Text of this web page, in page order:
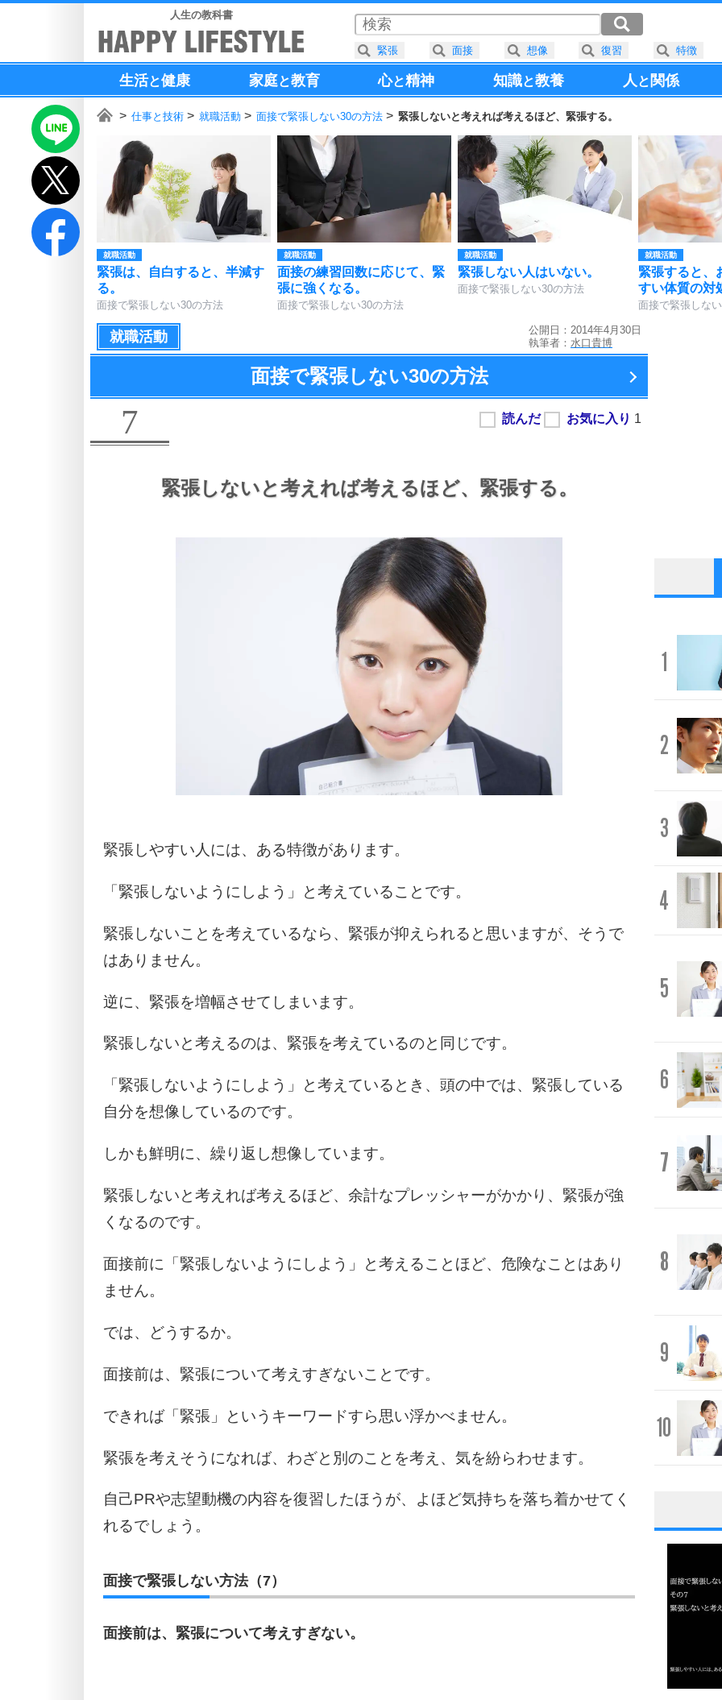
人生の教科書
生活と健康 家庭と教育 心と精神 知識と教養 人と 関係
仕事と技術 就職活動 面接で緊張しない30の方法 緊張しないと考えれば考えるほど、緊張する。
就職活動
緊張は、自白すると、半減す
る。
面接で緊張しない30の方法
就職活動
面接の練習回数に応じて、緊
張に強くなる。
面接で緊張しない30の方法
就職活動
緊張しない人はいない。
面接で緊張しない30の方法
就職活動
緊張すると、
すい体質の対
面接で緊張しな
就職活動
公開日：2014年4月30日
執筆者： 水口貴博
面接で緊張しない30の方法
7
緊張しないと考えれば考えるほど、 緊張する。
緊張しやすい人には、ある特徴があります。
「緊張しないようにしよう」と考えていることです。
緊張しないことを考えているなら、緊張が抑えられると思いますが、そうで
はありません。
逆に、緊張を増幅させてしまいます。
緊張しないと考えるのは、緊張を考えているのと同じです。
「緊張しないようにしよう」と考えているとき、頭の中では、緊張している
自分を想像しているのです。
しかも鮮明に、繰り返し想像しています。
緊張しないと考えれば考えるほど、余計なプレッシャーがかかり、緊張が強
くなるのです。
面接前に「緊張しないようにしよう」と考えることほど、危険なことはあり
ません。
では、どうするか。
面接前は、緊張について考えすぎないことです。
できれば「緊張」というキーワードすら思い浮かべません。
緊張を考えそうになれば、わざと別のことを考え、気を紛らわせます。
自己PRや志望動機の内容を復習したほうが、よほど気持ちを落ち着かせてく
れるでしょう。
面接で緊張しない方法（7）
面接前は、緊張について考えすぎない。
1
2
3
4
5
6
7
8
9
10
1
3
緊張 面接 想像 復習 特徴